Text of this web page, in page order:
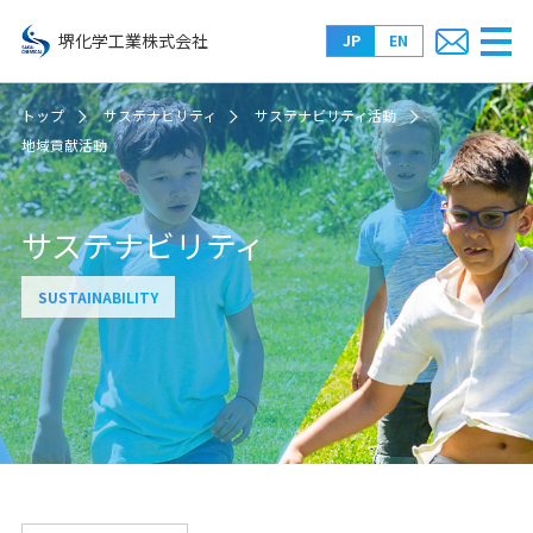
堺化学工業株式会社 JP EN
トップ サステナビリティ
サステナビリティ活動
地域貢献活動
サステナビリティ
SUSTAINABILITY